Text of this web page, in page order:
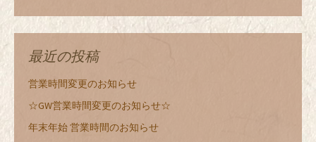
最近の投稿
営業時間変更のお知らせ
☆GW営業時間変更のお知らせ☆
年末年始 営業時間のお知らせ